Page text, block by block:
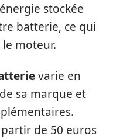
stockée
batterie, ce qui
moteur.
varie en
sa marque et
de 50 euros